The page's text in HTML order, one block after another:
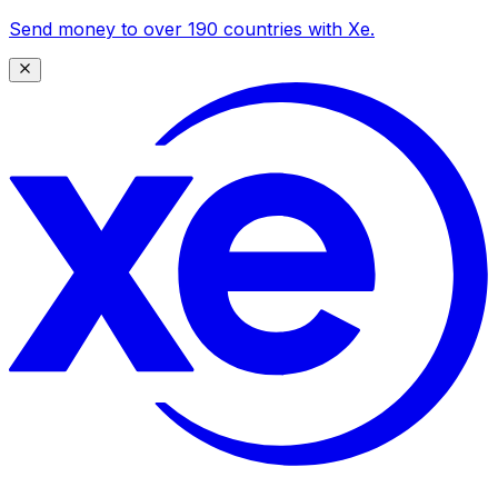
Send money to over 190 countries with Xe.